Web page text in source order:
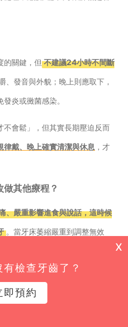
的關鍵，但 不建議24小時不間斷
、發音與外貌；晚上則應取下，
炎或黴菌感染。
不會鬆」，但其實長期壓迫反而
律戴、晚上確實清潔與休息 ，才
其他療程？
、嚴重影響進食與說話，這時候
。當牙床萎縮嚴重到調整無效
式活動假牙，透過增加固定點來
檢查牙齒了？
即預約
X